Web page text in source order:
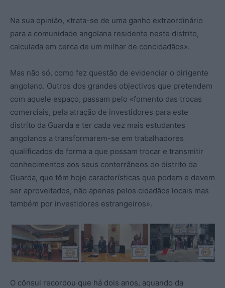
Na sua opinião, «trata-se de uma ganho extraordinário
para a comunidade angolana residente neste distrito,
calculada em cerca de um milhar de concidadãos».
Mas não só, como fez questão de evidenciar o dirigente
angolano. Outros dos grandes objectivos que pretendem
com aquele espaço, passam pelo «fomento das trocas
comerciais, pela atração de investidores para este
distrito da Guarda e ter cada vez mais estudantes
angolanos a transformarem-se em trabalhadores
qualificados de forma a que possam trocar e transmitir
conhecimentos aos seus conterrâneos do distrito da
Guarda, que têm hoje características que podem e devem
ser aproveitados, não apenas pelos cidadãos locais mas
também por investidores estrangeiros».
O cônsul recordou que há dois anos, aquando da